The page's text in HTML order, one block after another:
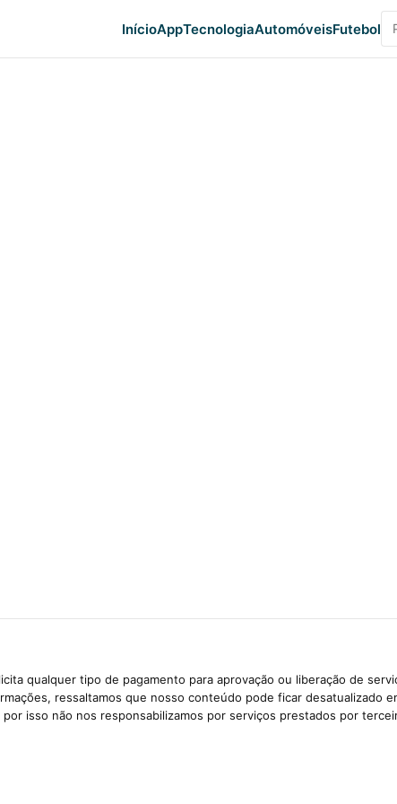
InícioAppTecnologiaAutomóveisFutebol
qualquer tipo de pagamento para aprovação ou liberação de
ressaltamos que nosso conteúdo pode ficar desatualizado
isso não nos responsabilizamos por serviços prestados por